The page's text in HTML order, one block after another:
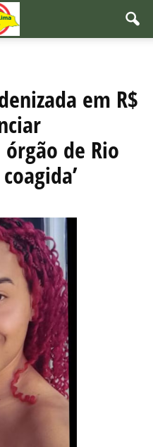
em R$
de Rio